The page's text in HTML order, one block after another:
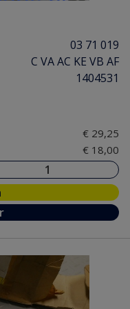
03 71 019
C VA AC KE VB AF
1404531
€ 29,25
€ 18,00